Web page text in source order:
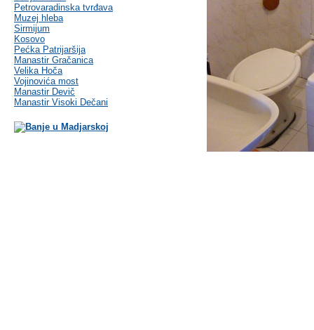
Petrovaradinska tvrđava
Muzej hleba
Sirmijum
Kosovo
Pećka Patrijaršija
Manastir Gračanica
Velika Hoča
Vojinovića most
Manastir Devič
Manastir Visoki Dečani